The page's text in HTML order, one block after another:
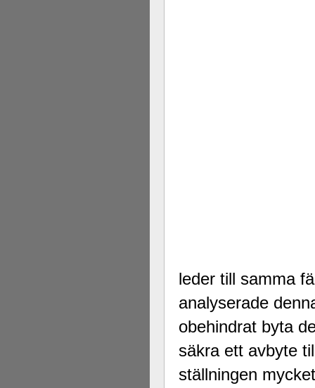
leder till samma
analyserade
obehindrat byta
säkra ett avbyte
ställningen